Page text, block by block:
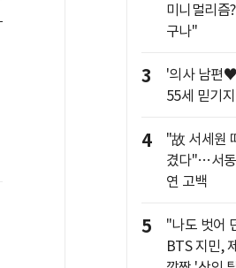
미니멀리즘
구나"
3
'의사 남편
55세 믿기
4
"故 서세원
겼다"…서동
연 고백
5
"나도 벗어
BTS 지민,